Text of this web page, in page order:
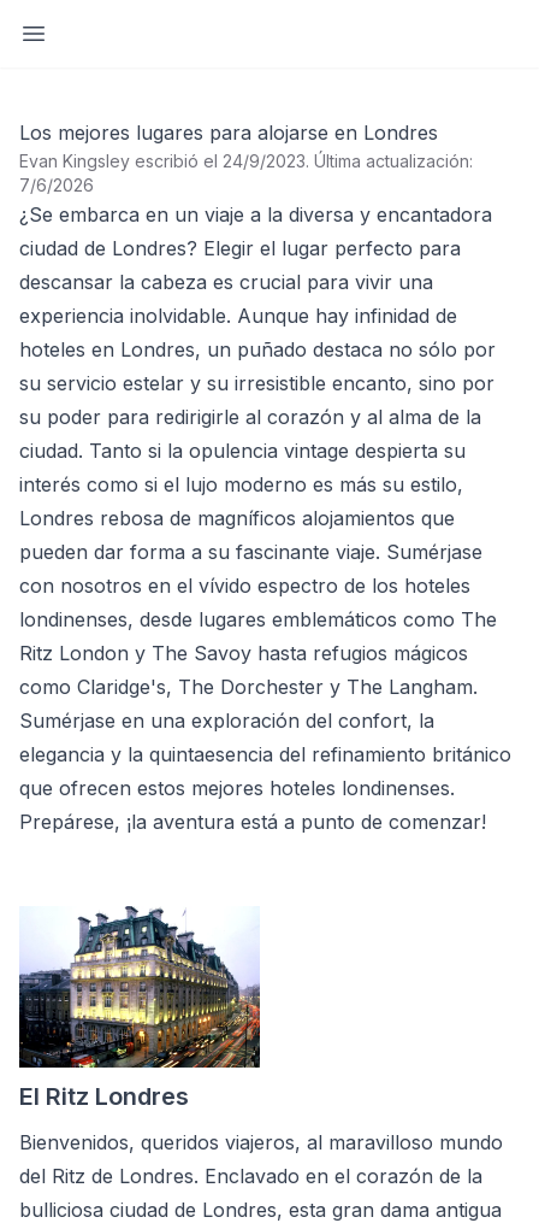
Abrir barra lateral
Los mejores lugares para alojarse en Londres
Evan Kingsley escribió el 24/9/2023. Última actualización:
7/6/2026
¿Se embarca en un viaje a la diversa y encantadora
ciudad de Londres? Elegir el lugar perfecto para
descansar la cabeza es crucial para vivir una
experiencia inolvidable. Aunque hay infinidad de
hoteles en Londres, un puñado destaca no sólo por
su servicio estelar y su irresistible encanto, sino por
su poder para redirigirle al corazón y al alma de la
ciudad. Tanto si la opulencia vintage despierta su
interés como si el lujo moderno es más su estilo,
Londres rebosa de magníficos alojamientos que
pueden dar forma a su fascinante viaje. Sumérjase
con nosotros en el vívido espectro de los hoteles
londinenses, desde lugares emblemáticos como The
Ritz London y The Savoy hasta refugios mágicos
como Claridge's, The Dorchester y The Langham.
Sumérjase en una exploración del confort, la
elegancia y la quintaesencia del refinamiento británico
que ofrecen estos mejores hoteles londinenses.
Prepárese, ¡la aventura está a punto de comenzar!
El Ritz Londres
Bienvenidos, queridos viajeros, al maravilloso mundo
del Ritz de Londres. Enclavado en el corazón de la
bulliciosa ciudad de Londres, esta gran dama antigua